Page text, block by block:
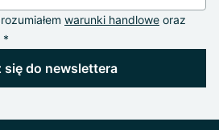
warunki handlowe oraz
*
się do newslettera